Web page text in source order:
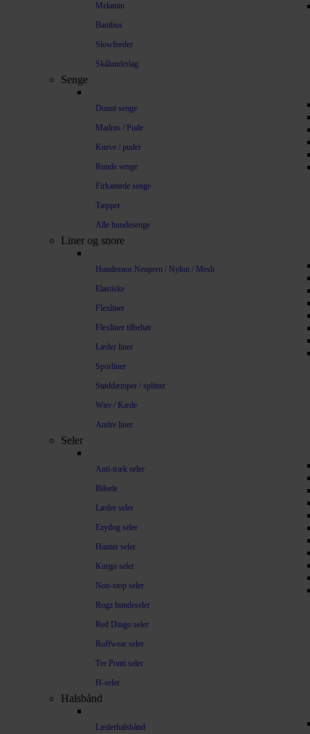
Melamin
Bambus
Slowfeeder
Skålunderlag
Senge
Donut senge
Madras / Pude
Kurve / puder
Runde senge
Firkantede senge
Tæpper
Alle hundesenge
Liner og snore
Hundesnor Neopren / Nylon / Mesh
Elastiske
Flexliner
Flexliner tilbehør
Læder liner
Sporliner
Støddæmper / splitter
Wire / Kæde
Andre liner
Seler
Anti-træk seler
Bilsele
Læder seler
Ezydog seler
Hunter seler
Kurgo seler
Non-stop seler
Rogz hundeseler
Red Dingo seler
Ruffwear seler
Tre Ponti seler
H-seler
Halsbånd
Læderhalsbånd